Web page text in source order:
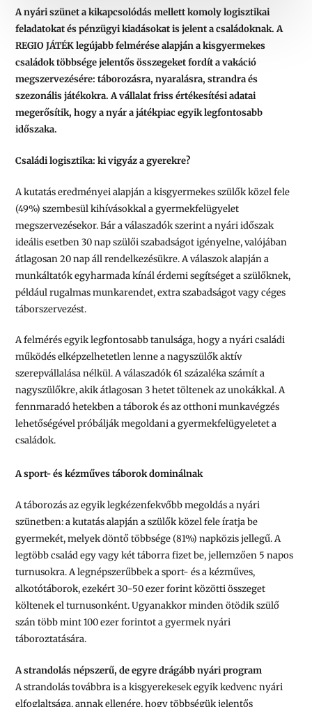
A nyári szünet a kikapcsolódás mellett komoly logisztikai
feladatokat és pénzügyi kiadásokat is jelent a családoknak. A
REGIO JÁTÉK legújabb felmérése alapján a kisgyermekes
családok többsége jelentős összegeket fordít a vakáció
megszervezésére: táborozásra, nyaralásra, strandra és
szezonális játékokra. A vállalat friss értékesítési adatai
megerősítik, hogy a nyár a játékpiac egyik legfontosabb
időszaka.
Családi logisztika: ki vigyáz a gyerekre?
A kutatás eredményei alapján a kisgyermekes szülők közel fele
(49%) szembesül kihívásokkal a gyermekfelügyelet
megszervezésekor. Bár a válaszadók szerint a nyári időszak
ideális esetben 30 nap szülői szabadságot igényelne, valójában
átlagosan 20 nap áll rendelkezésükre. A válaszok alapján a
munkáltatók egyharmada kínál érdemi segítséget a szülőknek,
például rugalmas munkarendet, extra szabadságot vagy céges
táborszervezést.
A felmérés egyik legfontosabb tanulsága, hogy a nyári családi
működés elképzelhetetlen lenne a nagyszülők aktív
szerepvállalása nélkül. A válaszadók 61 százaléka számít a
nagyszülőkre, akik átlagosan 3 hetet töltenek az unokákkal. A
fennmaradó hetekben a táborok és az otthoni munkavégzés
lehetőségével próbálják megoldani a gyermekfelügyeletet a
családok.
A sport- és kézműves táborok dominálnak
A táborozás az egyik legkézenfekvőbb megoldás a nyári
szünetben: a kutatás alapján a szülők közel fele íratja be
gyermekét, melyek döntő többsége (81%) napközis jellegű. A
legtöbb család egy vagy két táborra fizet be, jellemzően 5 napos
turnusokra. A legnépszerűbbek a sport- és a kézműves,
alkotótáborok, ezekért 30-50 ezer forint közötti összeget
költenek el turnusonként. Ugyanakkor minden ötödik szülő
szán több mint 100 ezer forintot a gyermek nyári
táboroztatására.
A strandolás népszerű, de egyre drágább nyári program
A strandolás továbbra is a kisgyerekesek egyik kedvenc nyári
elfoglaltsága, annak ellenére, hogy többségük jelentős